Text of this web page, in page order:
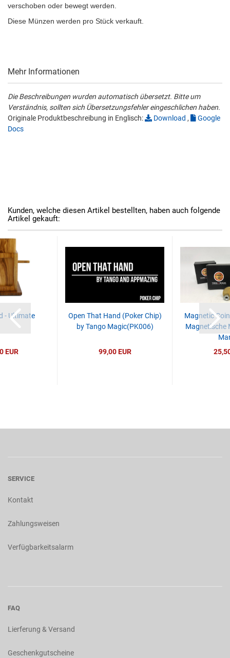
verschoben oder bewegt werden.
Diese Münzen werden pro Stück verkauft.
Mehr Informationen
Die Beschreibungen wurden automatisch übersetzt. Bitte um
Verständnis, sollten sich Übersetzungsfehler eingeschlichen haben.
Originale Produktbeschreibung in Englisch:
Download ,
Google
Docs
Kunden, welche diesen Artikel bestellten, haben auch folgende
Artikel gekauft:
- Ultimate
EUR
Open That Hand (Poker Chip)
by Tango Magic(PK006)
99,00 EUR
Magnetic
Magnetische
SERVICE
Kontakt
Zahlungsweisen
Verfügbarkeitsalarm
FAQ
Lierferung & Versand
Geschenkgutscheine